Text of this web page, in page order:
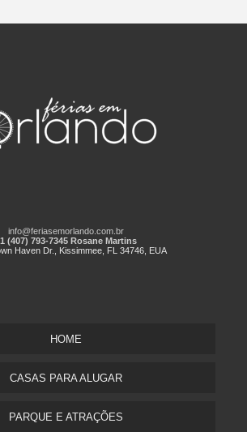
info@feriasemorlando.com.br
(407) 793-7345 Rosane Martins
Haven Dr., Kissimmee, FL 34746, EUA
HOME
CASAS PARA ALUGAR
PARQUE E ATRAÇÕES